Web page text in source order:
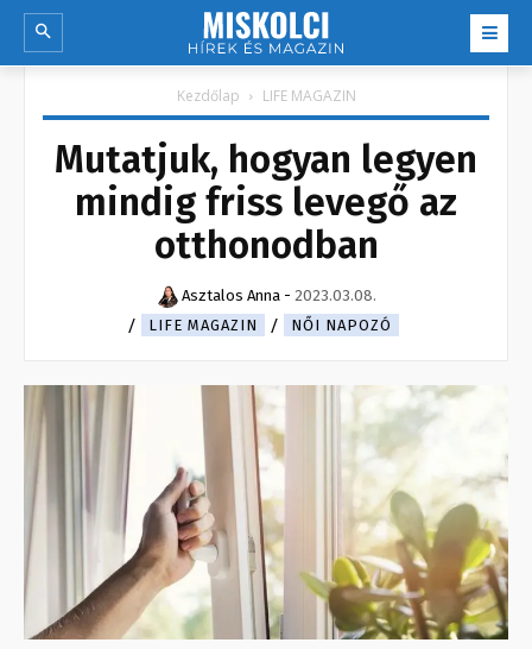
Kezdőlap LIFE MAGAZIN
Mutatjuk, hogyan legyen
mindig friss levegő az
otthonodban
Asztalos Anna - 2023.03.08.
LIFE MAGAZIN
NŐI NAPOZÓ